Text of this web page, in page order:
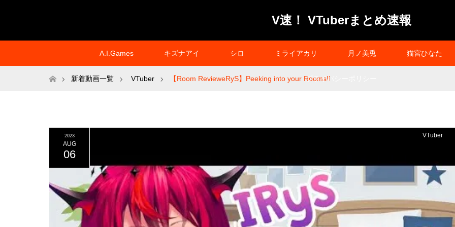
V速！ VTuberまとめ速報
A.I.Games キズナアイ シロ ミライアカリ 月ノ美兎 猫宮ひなた
プライバシーポリシー
ホーム新着動画一覧 VTuber 【Room RevieweRyS】Peeking into your Rooms!!
2023
AUG
06
VTuber